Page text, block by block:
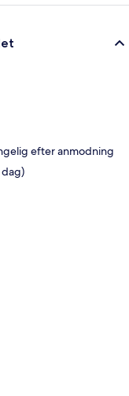
efter anmodning
dag)